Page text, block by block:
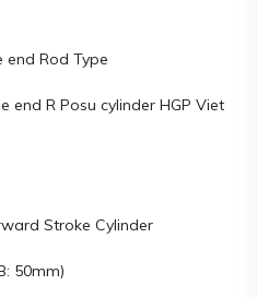
Rod Type
R Posu cylinder HGP Viet
Stroke Cylinder
50mm)